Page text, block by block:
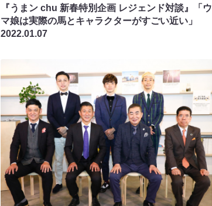
『うまン chu 新春特別企画 レジェンド対談』「ウ
マ娘は実際の馬とキャラクターがすごい近い」
2022.01.07